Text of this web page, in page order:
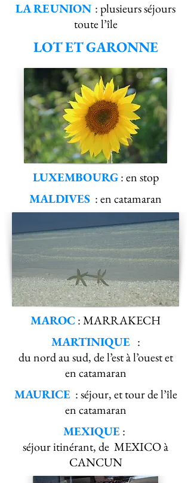
LA REUNION : plusieurs séjours
toute l’île
LOT ET GARONNE
LUXEMBOURG: en stop
MALDIVES : en catamaran
MAROC : MARRAKECH
MARTINIQUE:
du nord au sud, de l’est à l’ouest et
en catamaran
MAURICE: séjour, et tour de l’île
en catamaran
MEXIQUE:
séjour itinérant, de MEXICO à
CANCUN